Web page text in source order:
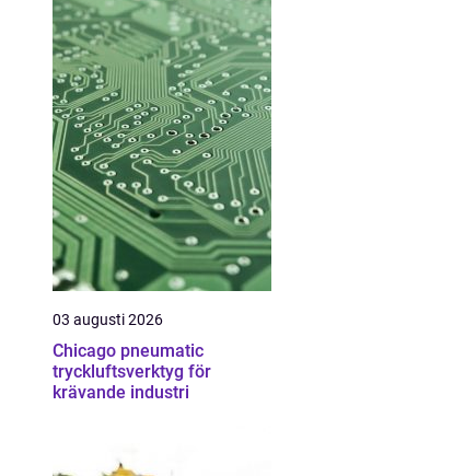
03 augusti 2026
Chicago pneumatic
tryckluftsverktyg för
krävande industri